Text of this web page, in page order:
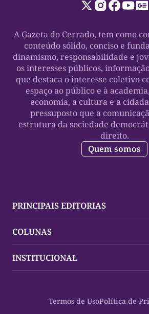
A Gazeta do Cerrado, tem como
conteúdo sólido, conciso e
dinamismo, responsabilidade e
os interesses públicos,
que destaca o interesse coletivo
espaço ao público e à
economia, a cultura e a
pressuposto que a
estrutura da sociedade
direito.
Quem somos
PRINCIPAIS EDITORIAS
Palmas
Mundo
Oportunidades
COLUNAS
Policial
Planeta Vivo
INSTITUCIONAL
Termos de UsoPolítica de